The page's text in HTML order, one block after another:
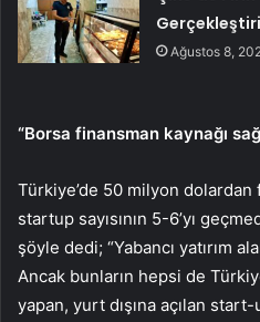
Ağustos 8,
“Borsa finansman kaynağı
Türkiye’de 50 milyon dolardan
startup sayısının 5-6’yı
şöyle dedi; “Yabancı yatırım
Ancak bunların hepsi de
yapan, yurt dışına açılan